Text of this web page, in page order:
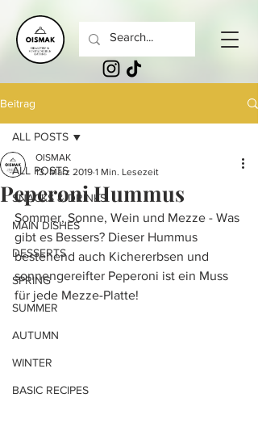
Beitrag
ALL POSTS
SNACKS & DRINKS
MAIN DISHES
DESSERTS
SPRING
SUMMER
AUTUMN
WINTER
BASIC RECIPES
ALL POSTS
Peperoni Hummus
OISMAK
13. März 2019 1 Min. Lesezeit
Sommer, Sonne, Wein und Mezze - Was
gibt es Bessers? Dieser Hummus
bestehend auch Kichererbsen und
sonnengereifter Peperoni ist ein Muss
für jede Mezze-Platte!